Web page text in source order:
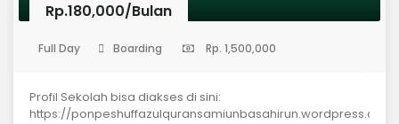
Rp.180,000/Bulan
Full Day Boarding Rp. 1,500,000
Profil Sekolah bisa diakses di sini:
https://